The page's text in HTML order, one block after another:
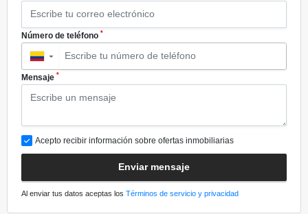
Número de teléfono *
▼
Mensaje *
Acepto recibir información sobre ofertas inmobiliarias
Enviar mensaje
Al enviar tus datos aceptas los Términos de servicio y privacidad